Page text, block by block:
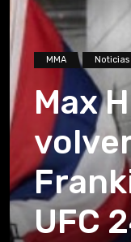
MMA Noticias
Max
UFC